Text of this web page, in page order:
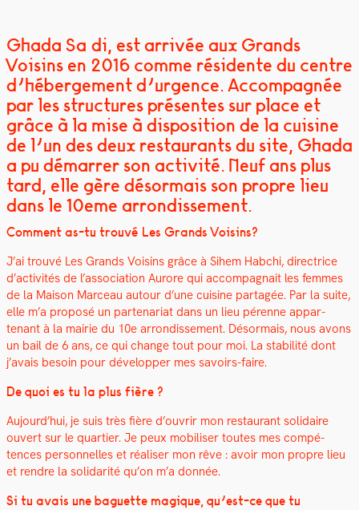
Ghada Saïdi, est arrivée aux Grands
Voisins en 2016 comme résidente du centre
d’hébergement d’urgence. Accompagnée
par les structures présentes sur place et
grâce à la mise à disposition de la cuisine
de l’un des deux restaurants du site, Ghada
a pu démarrer son activité. Neuf ans plus
tard, elle gère désormais son propre lieu
dans le 10eme arrondissement.
Com­ment as-tu trou­vé Les Grands Voisins?
J’ai trou­vé Les Grands Voisins grâce à Sihem Habchi, direc­trice
d’activités de l’association Aurore qui accom­pa­g­nait les femmes
de la Mai­son Marceau autour d’une cui­sine partagée. Par la suite,
elle m’a pro­posé un parte­nar­i­at dans un lieu pérenne appar­
tenant à la mairie du 10e arrondisse­ment. Désor­mais, nous avons
un bail de 6 ans, ce qui change tout pour moi. La sta­bil­ité dont
j’avais besoin pour dévelop­per mes savoirs-faire.
De quoi es tu la plus fière ?
Aujourd’hui, je suis très fière d’ouvrir mon restau­rant sol­idaire
ouvert sur le quarti­er. Je peux mobilis­er toutes mes com­pé­
tences per­son­nelles et réalis­er mon rêve : avoir mon pro­pre lieu
et ren­dre la sol­i­dar­ité qu’on m’a don­née.
Si tu avais une baguette mag­ique, qu’est-ce que tu